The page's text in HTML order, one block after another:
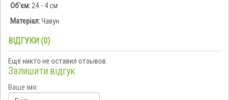
Об'єм: 24 - 4 см
Матеріал:Чавун
ВІДГУКИ (0)
Ещё никто не оставил отзывов.
Залишити відгук
Ваше імя: